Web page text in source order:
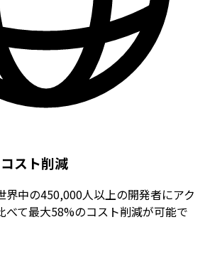
スト削減
界中の450,000人以上の開発者にアク
べて最大58%のコスト削減が可能で